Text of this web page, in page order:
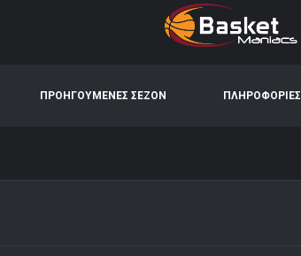
ΠΡΟΗΓΟΥΜΕΝΕΣ ΣΕΖΟΝ ΠΛΗΡΟΦΟΡΙΕΣ